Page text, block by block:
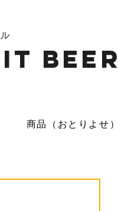
Beer
商品（おとりよせ）